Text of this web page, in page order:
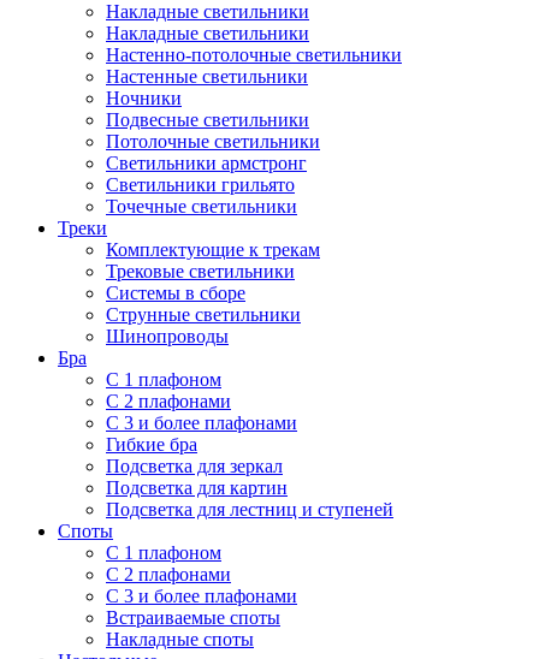
Накладные светильники
Накладные светильники
Настенно-потолочные светильники
Настенные светильники
Ночники
Подвесные светильники
Потолочные светильники
Светильники армстронг
Светильники грильято
Точечные светильники
Треки
Комплектующие к трекам
Трековые светильники
Системы в сборе
Струнные светильники
Шинопроводы
Бра
С 1 плафоном
С 2 плафонами
С 3 и более плафонами
Гибкие бра
Подсветка для зеркал
Подсветка для картин
Подсветка для лестниц и ступеней
Споты
С 1 плафоном
С 2 плафонами
С 3 и более плафонами
Встраиваемые споты
Накладные споты